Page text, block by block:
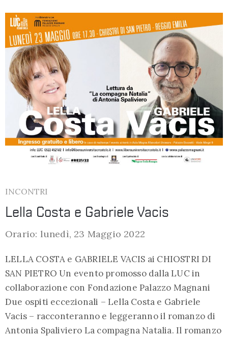
INCONTRI
Lella Costa e Gabriele Vacis
Orario: lunedì, 23 Maggio 2022
LELLA COSTA e GABRIELE VACIS ai CHIOSTRI DI
SAN PIETRO Un evento promosso dalla LUC in
collaborazione con Fondazione Palazzo Magnani
Due ospiti eccezionali – Lella Costa e Gabriele
Vacis – racconteranno e leggeranno il romanzo di
Antonia Spaliviero La compagna Natalia. Il romanzo